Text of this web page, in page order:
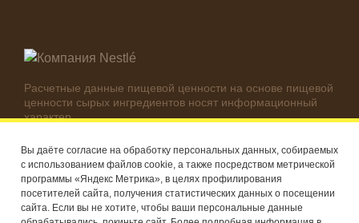
Расчетные данные пищевой ценности на основе пищевой
ценности сырых ингредиентов носят информационный
характер.
используемых ингредиентов.
© Компания Nestlé, 2026 г. Все права защищены
®Владелец товарных знаков: Société des Produits Nestlé S.A.
(Швейцария)
Вы даёте согласие на обработку персональных данных, собираемых
с использованием файлов cookie, а также посредством метрической
программы «Яндекс Метрика», в целях профилирования
посетителей сайта, получения статистических данных о посещении
сайта. Если вы не хотите, чтобы ваши персональные данные